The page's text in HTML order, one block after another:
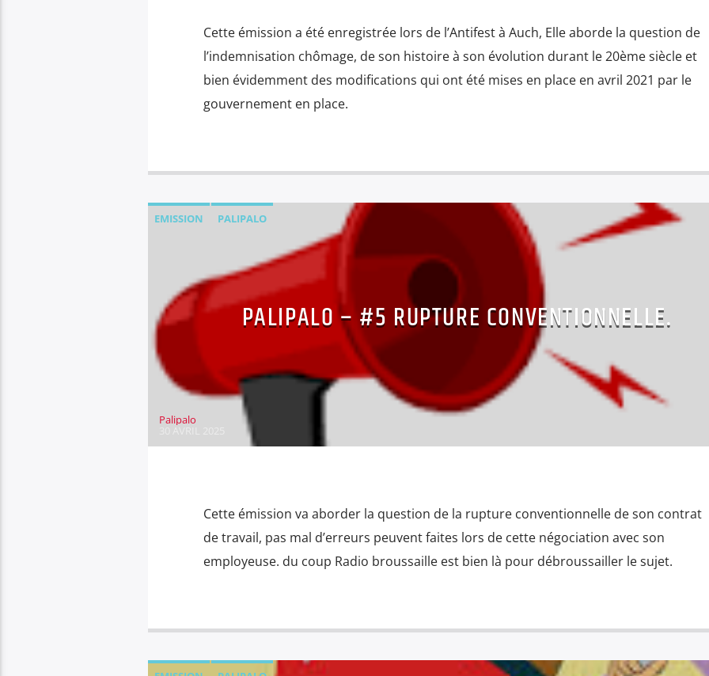
Cette émission a été enregistrée lors de l’Antifest à Auch, Elle aborde la question de
l’indemnisation chômage, de son histoire à son évolution durant le 20ème siècle et
bien évidemment des modifications qui ont été mises en place en avril 2021 par le
gouvernement en place.
EMISSION PALIPALO
PALIPALO – #5 RUPTURE CONVENTIONNELLE.
Palipalo
Cette émission va aborder la question de la rupture conventionnelle de son contrat
de travail, pas mal d’erreurs peuvent faites lors de cette négociation avec son
employeuse. du coup Radio broussaille est bien là pour débroussailler le sujet.